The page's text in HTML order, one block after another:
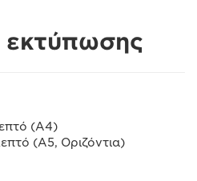
εκτύπωσης
(A4)
Οριζόντια)